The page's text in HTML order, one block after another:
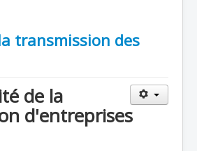
transmission des
de la
d'entreprises